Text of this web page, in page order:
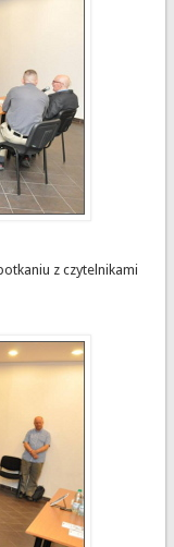
z czytelnikami